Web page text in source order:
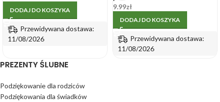
DODAJ DO KOSZYKA
Przewidywana dostawa:
11/08/2026
i kokardką
9.99zł
DODAJ DO KOSZYKA
Przewidywana dostawa:
11/08/2026
PREZENTY ŚLUBNE
Podziękowanie dla rodziców
Podziękowania dla świadków